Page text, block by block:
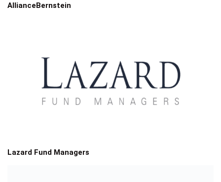
AllianceBernstein
Lazard Fund Managers